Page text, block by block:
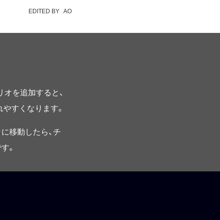
EDITED BY AO
を追加すると、
すくなります。
に移動したら、チ
。